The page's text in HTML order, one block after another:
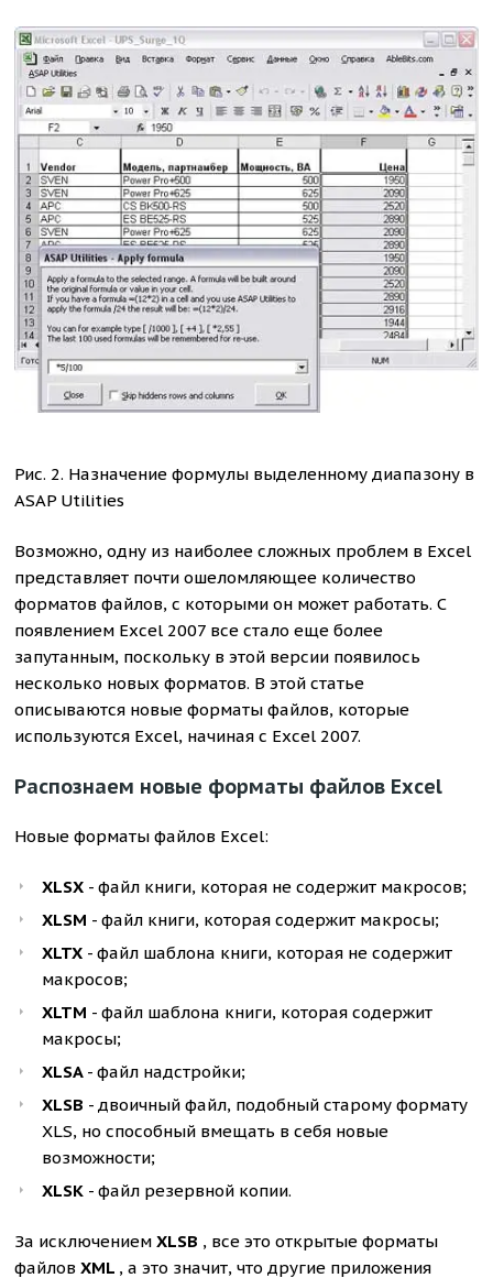
Рис. 2. Назначение формулы выделенному диапазону в
ASAP Utilities
Возможно, одну из наиболее сложных проблем в Excel
представляет почти ошеломляющее количество
форматов файлов, с которыми он может работать. С
появлением Excel 2007 все стало еще более
запутанным, поскольку в этой версии появилось
несколько новых форматов. В этой статье
описываются новые форматы файлов, которые
используются Excel, начиная с Excel 2007.
Распознаем новые форматы файлов Excel
Новые форматы файлов Excel:
XLSX - файл книги, которая не содержит макросов;
XLSM - файл книги, которая содержит макросы;
XLTX - файл шаблона книги, которая не содержит
макросов;
XLTM - файл шаблона книги, которая содержит
макросы;
XLSA - файл надстройки;
XLSB - двоичный файл, подобный старому формату
XLS, но способный вмещать в себя новые
возможности;
XLSK - файл резервной копии.
За исключениемXLSB , все это открытые форматы
файловXML , а это значит, что другие приложения